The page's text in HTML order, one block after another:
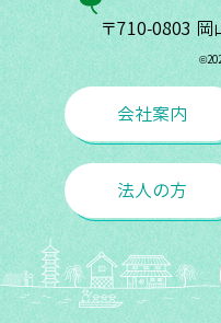
〒710-0803 岡
会社案内
法人の方